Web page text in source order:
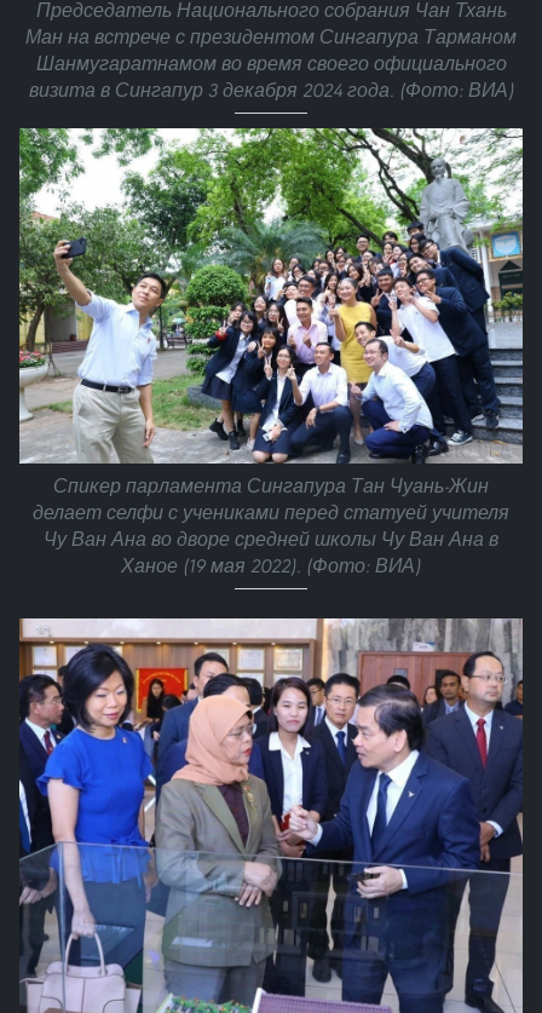
Председатель Национального собрания Чан Тхань
Ман на встрече с президентом Сингапура Тарманом
Шанмугаратнамом во время своего официального
визита в Сингапур 3 декабря 2024 года. (Фото: ВИА)
Спикер парламента Сингапура Тан Чуань-Жин
делает селфи с учениками перед статуей учителя
Чу Ван Ана во дворе средней школы Чу Ван Ана в
Ханое (19 мая 2022). (Фото: ВИА)